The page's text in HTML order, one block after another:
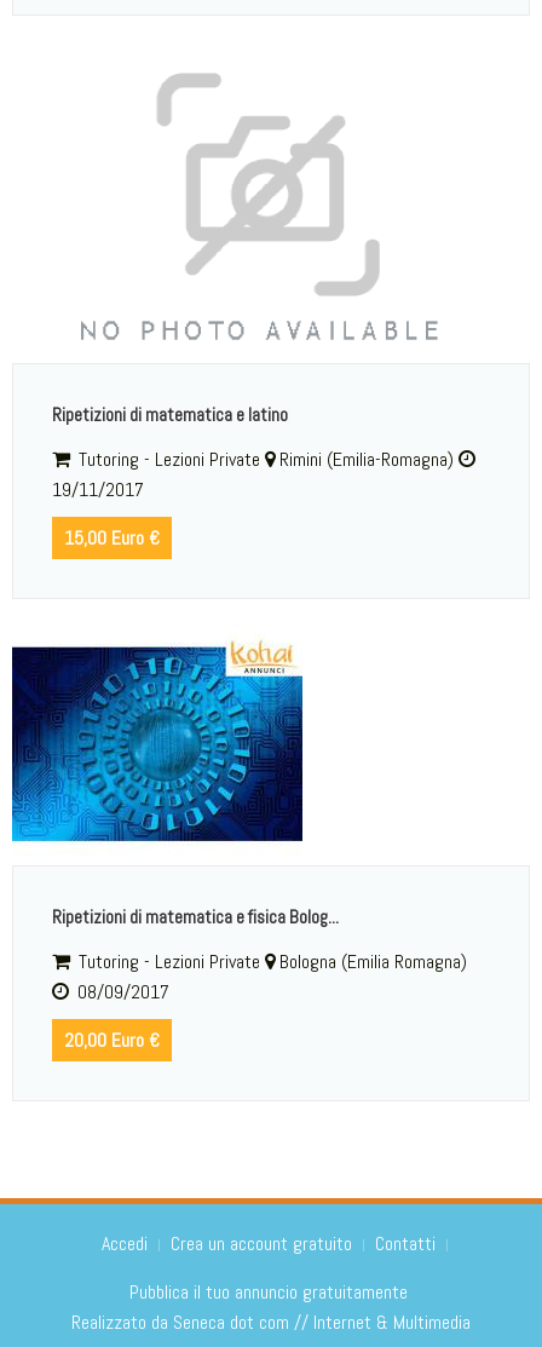
Ripetizioni di matematica e latino
Tutoring - Lezioni Private
Rimini (Emilia-Romagna)
19/11/2017
15,00 Euro €
Ripetizioni di matematica e fisica Bolog...
Tutoring - Lezioni Private
Bologna (Emilia Romagna)
08/09/2017
20,00 Euro €
Accedi Crea un account gratuito
Contatti
Pubblica il tuo annuncio gratuitamente
Realizzato da Seneca dot com // Internet & Multimedia